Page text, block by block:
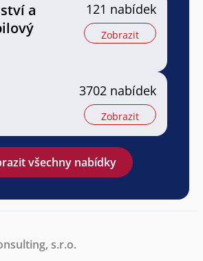
a
121 nabídek
Zobrazit
3702 nabídek
Zobrazit
všechny nabídky
s.r.o.